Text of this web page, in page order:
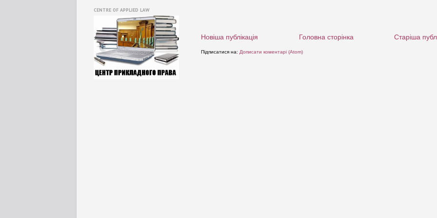
Новіша публікація Старіша
Головна сторінка
Підписатися на: Дописати коментарі (Atom)
CENTRE OF APPLIED LAW